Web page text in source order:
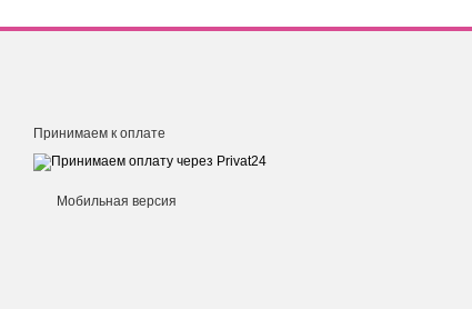
Принимаем к оплате
Мобильная версия